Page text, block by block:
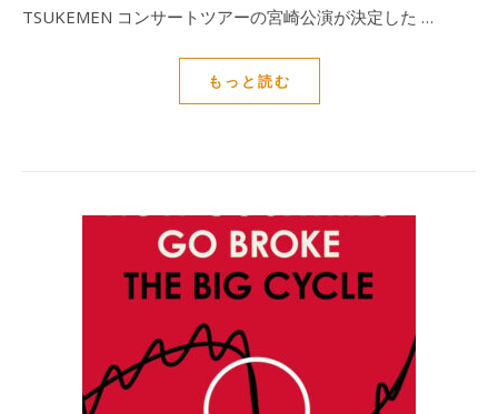
TSUKEMEN コンサートツアーの宮崎公演が決定した …
もっと読む